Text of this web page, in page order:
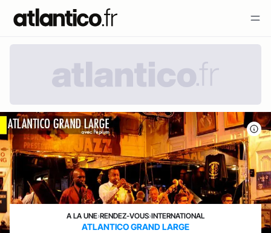
A LA UNE›RENDEZ-VOUS›INTERNATIONAL
ATLANTICO GRAND LARGE